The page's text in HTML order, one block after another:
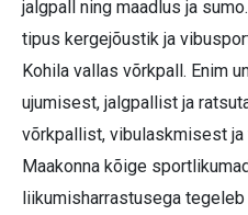
jalgpall ning maadlus ja
tipus kergejõustik ja
Kohila vallas võrkpall. Enim
ujumisest, jalgpallist ja
võrkpallist, vibulaskmisest ja
Maakonna kõige
liikumisharrastusega